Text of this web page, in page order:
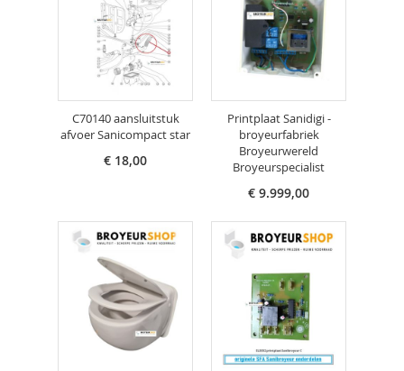
C70140 aansluitstuk
afvoer Sanicompact star
€ 18,00
Printplaat Sanidigi -
broyeurfabriek
Broyeurwereld
Broyeurspecialist
€ 9.999,00